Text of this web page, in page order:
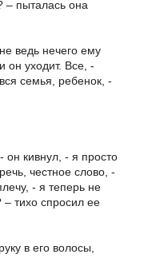
– пыталась она
ведь нечего ему
он уходит. Все, -
семья, ребенок, -
кивнул, - я просто
честное слово, -
- я теперь не
тихо спросил ее
в его волосы,